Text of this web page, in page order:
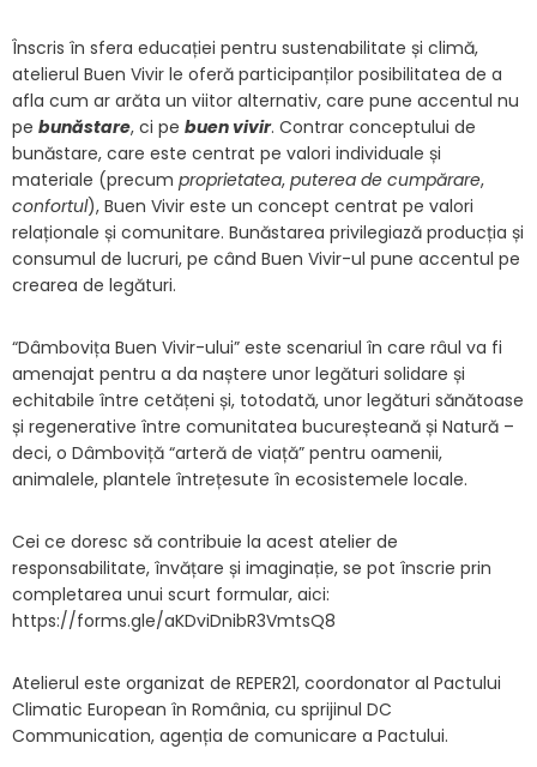
Înscris în sfera educației pentru sustenabilitate și climă,
atelierul Buen Vivir le oferă participanților posibilitatea de a
afla cum ar arăta un viitor alternativ, care pune accentul nu
pe bunăstare, ci pe buen vivir. Contrar conceptului de
bunăstare, care este centrat pe valori individuale și
materiale (precum proprietatea, puterea de cumpărare,
confortul), Buen Vivir este un concept centrat pe valori
relaționale și comunitare. Bunăstarea privilegiază producția și
consumul de lucruri, pe când Buen Vivir-ul pune accentul pe
crearea de legături.
“Dâmbovița Buen Vivir-ului” este scenariul în care râul va fi
amenajat pentru a da naștere unor legături solidare și
echitabile între cetățeni și, totodată, unor legături sănătoase
și regenerative între comunitatea bucureșteană și Natură –
deci, o Dâmboviță “arteră de viață” pentru oamenii,
animalele, plantele întrețesute în ecosistemele locale.
Cei ce doresc să contribuie la acest atelier de
responsabilitate, învățare și imaginație, se pot înscrie prin
completarea unui scurt formular, aici:
https://forms.gle/aKDviDnibR3VmtsQ8
Atelierul este organizat de REPER21, coordonator al Pactului
Climatic European în România, cu sprijinul DC
Communication, agenția de comunicare a Pactului.